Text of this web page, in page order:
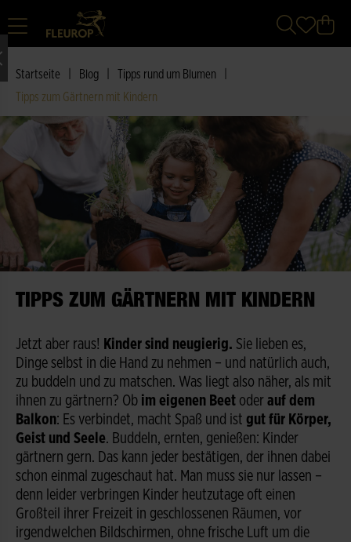
Startseite Blog Tipps rund um Blumen
Tipps zum Gärtnern mit Kindern
TIPPS ZUM GÄRTNERN MIT KINDERN
Jetzt aber raus! Kinder sind neugierig. Sie lieben es,
Dinge selbst in die Hand zu nehmen – und natürlich auch,
zu buddeln und zu matschen. Was liegt also näher, als mit
ihnen zu gärtnern? Ob im eigenen Beet oder auf dem
Balkon: Es verbindet, macht Spaß und ist gut für Körper,
Geist und Seele. Buddeln, ernten, genießen: Kinder
gärtnern gern. Das kann jeder bestätigen, der ihnen dabei
schon einmal zugeschaut hat. Man muss sie nur lassen –
denn leider verbringen Kinder heutzutage oft einen
Großteil ihrer Freizeit in geschlossenen Räumen, vor
irgendwelchen Bildschirmen, ohne frische Luft um die